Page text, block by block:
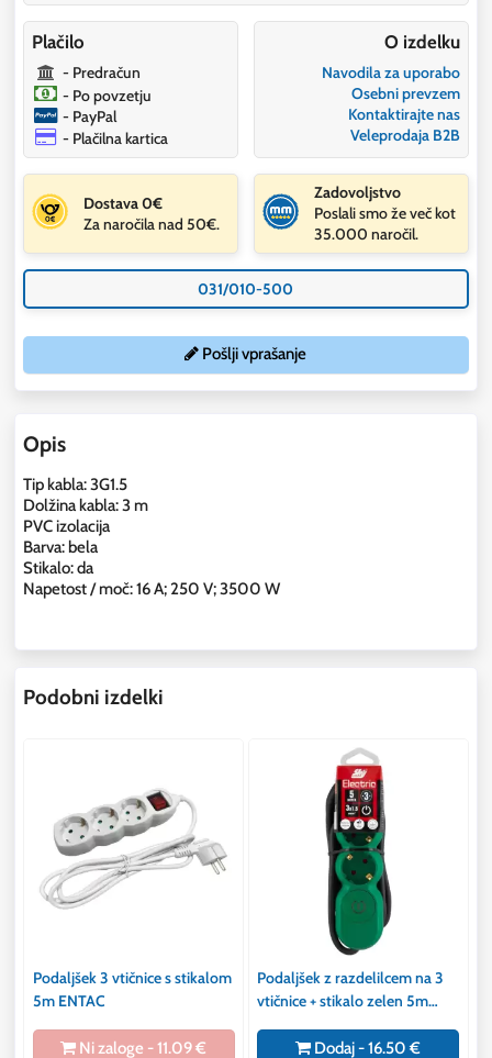
Plačilo
- Predračun
- Po povzetju
- PayPal
- Plačilna kartica
O izdelku
Navodila za uporabo
Osebni prevzem
Kontaktirajte nas
Veleprodaja B2B
Dostava 0€
Za naročila nad 50€.
Zadovoljstvo
Poslali smo že več kot
35.000 naročil.
031/010-500
Pošlji vprašanje
Opis
Tip kabla: 3G1.5
Dolžina kabla: 3 m
PVC izolacija
Barva: bela
Stikalo: da
Napetost / moč: 16 A; 250 V; 3500 W
Podobni izdelki
Podaljšek 3 vtičnice s stikalom
5m ENTAC
Ni zaloge - 11.09 €
Podaljšek z razdelilcem na 3
vtičnice + stikalo zelen 5m
Dodaj - 16.50 €